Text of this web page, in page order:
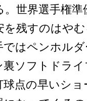
。世界選手権
を残すのはや
ではペンホル
裏ソフトドラ
球点の早いシ